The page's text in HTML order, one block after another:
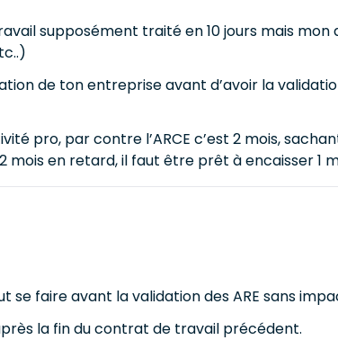
supposément traité en 10 jours mais
de ton entreprise avant d’avoir la
pro, par contre l’ARCE c’est 2 mois,
en retard, il faut être prêt à encaisser 1
faire avant la validation des ARE sans
la fin du contrat de travail précédent.